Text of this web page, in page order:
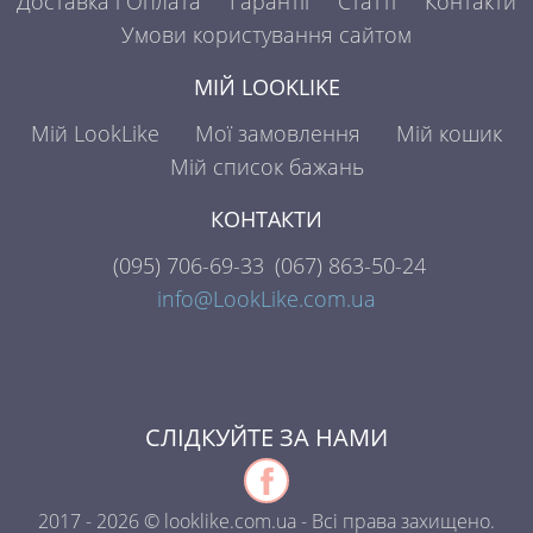
Умови користування сайтом
МІЙ LOOKLIKE
Мій LookLike
Мої замовлення
Мій кошик
Мій список бажань
КОНТАКТИ
(095) 706-69-33 (067) 863-50-24
info@LookLike.com.ua
СЛІДКУЙТЕ ЗА НАМИ
2017 - 2026 © looklike.com.ua - Всі права захищено.